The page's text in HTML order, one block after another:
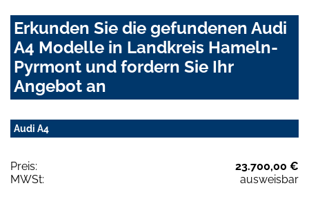
Erkunden Sie die gefundenen Audi
A4 Modelle in Landkreis Hameln-
Pyrmont und fordern Sie Ihr
Angebot an
Audi A4
Preis:
23.700,00 €
MWSt:
ausweisbar